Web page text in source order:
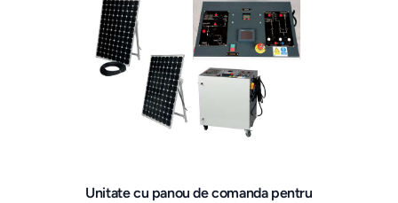
Unitate cu panou de comanda pentru